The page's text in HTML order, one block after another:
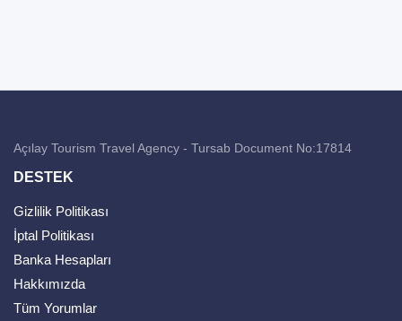
Açılay Tourism Travel Agency - Tursab Document No:17814
DESTEK
Gizlilik Politikası
İptal Politikası
Banka Hesapları
Hakkımızda
Tüm Yorumlar